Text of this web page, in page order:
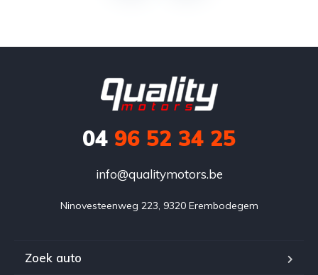
04 96 52 34 25
info@qualitymotors.be
Ninovesteenweg 223, 9320 Erembodegem
Zoek auto